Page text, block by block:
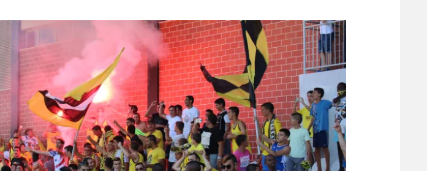
תקנון משתתפים וזוכים בפרסים
תקנון עבור פעילות אלקטרה
תקנון עבור פעילות ספורט 1 – "מרלן"
טניס
גיימינג E-Sports
תנאי שימוש
מדיניות פרטיות
הפועל תל אביב
הפועל חיפה
הפועל באר שבע
מכבי נתניה
בני יהודה
ליגה סינית
ליגות נוספות